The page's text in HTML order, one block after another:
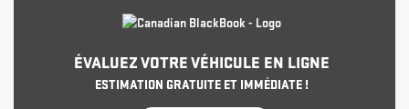
ÉVALUEZ VOTRE VÉHICULE EN LIGNE
ESTIMATION GRATUITE ET IMMÉDIATE !